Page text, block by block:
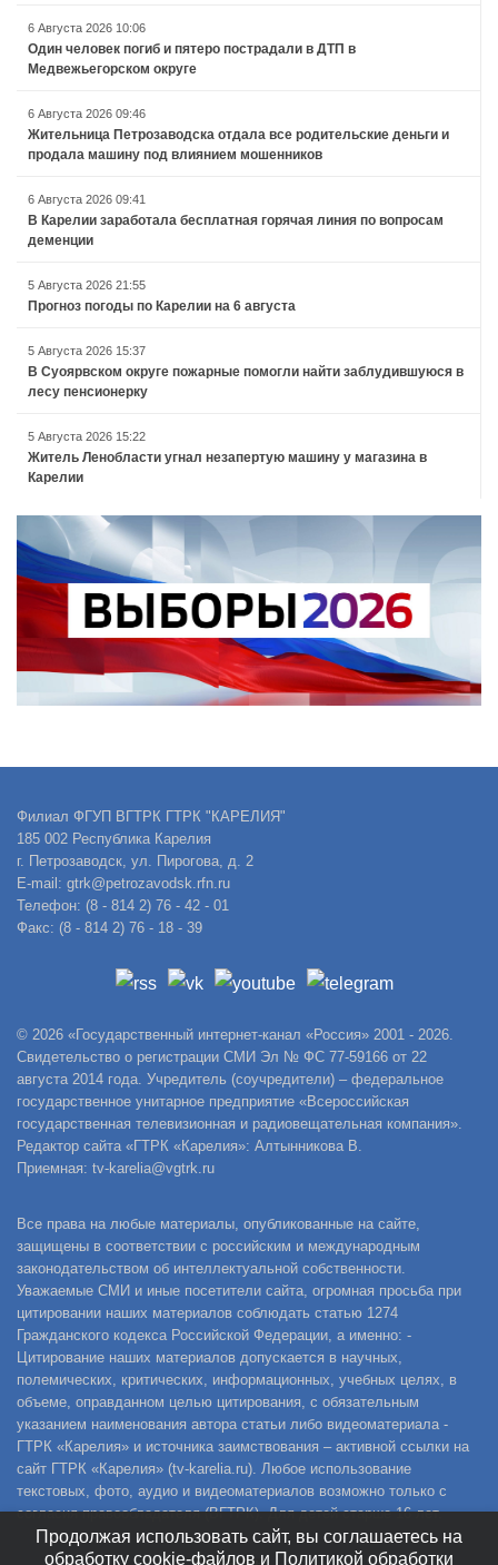
6 Августа 2026 10:06
Один человек погиб и пятеро пострадали в ДТП в
Медвежьегорском округе
6 Августа 2026 09:46
Жительница Петрозаводска отдала все родительские деньги и
продала машину под влиянием мошенников
6 Августа 2026 09:41
В Карелии заработала бесплатная горячая линия по вопросам
деменции
5 Августа 2026 21:55
Прогноз погоды по Карелии на 6 августа
5 Августа 2026 15:37
В Суоярвском округе пожарные помогли найти заблудившуюся в
лесу пенсионерку
5 Августа 2026 15:22
Житель Ленобласти угнал незапертую машину у магазина в
Карелии
Филиал ФГУП ВГТРК ГТРК "КАРЕЛИЯ"
185 002 Республика Карелия
г. Петрозаводск, ул. Пирогова, д. 2
E-mail: gtrk@petrozavodsk.rfn.ru
Телефон: (8 - 814 2) 76 - 42 - 01
Факс: (8 - 814 2) 76 - 18 - 39
© 2026 «Государственный интернет-канал «Россия» 2001 - 2026.
Свидетельство о регистрации СМИ Эл № ФС 77-59166 от 22
августа 2014 года. Учредитель (соучредители) – федеральное
государственное унитарное предприятие «Всероссийская
государственная телевизионная и радиовещательная компания».
Редактор сайта «ГТРК «Карелия»: Алтынникова В.
Приемная: tv-karelia@vgtrk.ru
Все права на любые материалы, опубликованные на сайте,
защищены в соответствии с российским и международным
законодательством об интеллектуальной собственности.
Уважаемые СМИ и иные посетители сайта, огромная просьба при
цитировании наших материалов соблюдать статью 1274
Гражданского кодекса Российской Федерации, а именно: -
Цитирование наших материалов допускается в научных,
полемических, критических, информационных, учебных целях, в
объеме, оправданном целью цитирования, с обязательным
указанием наименования автора статьи либо видеоматериала -
ГТРК «Карелия» и источника заимствования – активной ссылки на
сайт ГТРК «Карелия» (tv-karelia.ru). Любое использование
текстовых, фото, аудио и видеоматериалов возможно только с
согласия правообладателя (ВГТРК). Для детей старше 16 лет.
Продолжая использовать сайт, вы соглашаетесь на
обработку cookie-файлов и Политикой обработки